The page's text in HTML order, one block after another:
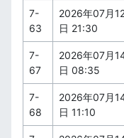
7-
63
2026年07月
日 21:30
7-
67
2026年07月
日 08:35
7-
68
2026年07月
日 11:10